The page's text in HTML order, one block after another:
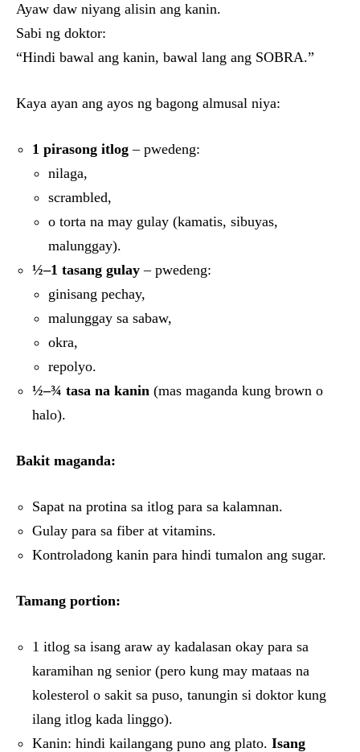
Ayaw daw niyang alisin ang kanin.
Sabi ng doktor:
“Hindi bawal ang kanin, bawal lang ang SOBRA.”
Kaya ayan ang ayos ng bagong almusal niya:
1 pirasong itlog – pwedeng:
nilaga,
scrambled,
o torta na may gulay (kamatis, sibuyas,
malunggay).
½–1 tasang gulay – pwedeng:
ginisang pechay,
malunggay sa sabaw,
okra,
repolyo.
½–¾ tasa na kanin (mas maganda kung brown o
halo).
Bakit maganda:
Sapat na protina sa itlog para sa kalamnan.
Gulay para sa fiber at vitamins.
Kontroladong kanin para hindi tumalon ang sugar.
Tamang portion:
1 itlog sa isang araw ay kadalasan okay para sa
karamihan ng senior (pero kung may mataas na
kolesterol o sakit sa puso, tanungin si doktor kung
ilang itlog kada linggo).
Kanin: hindi kailangang puno ang plato. Isang